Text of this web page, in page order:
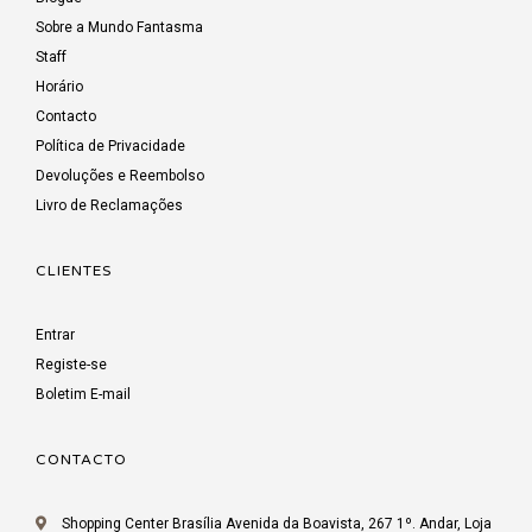
Sobre a Mundo Fantasma
Staff
Horário
Contacto
Política de Privacidade
Devoluções e Reembolso
Livro de Reclamações
CLIENTES
Entrar
Registe-se
Boletim E-mail
CONTACTO
Shopping Center Brasília Avenida da Boavista, 267 1º. Andar, Loja